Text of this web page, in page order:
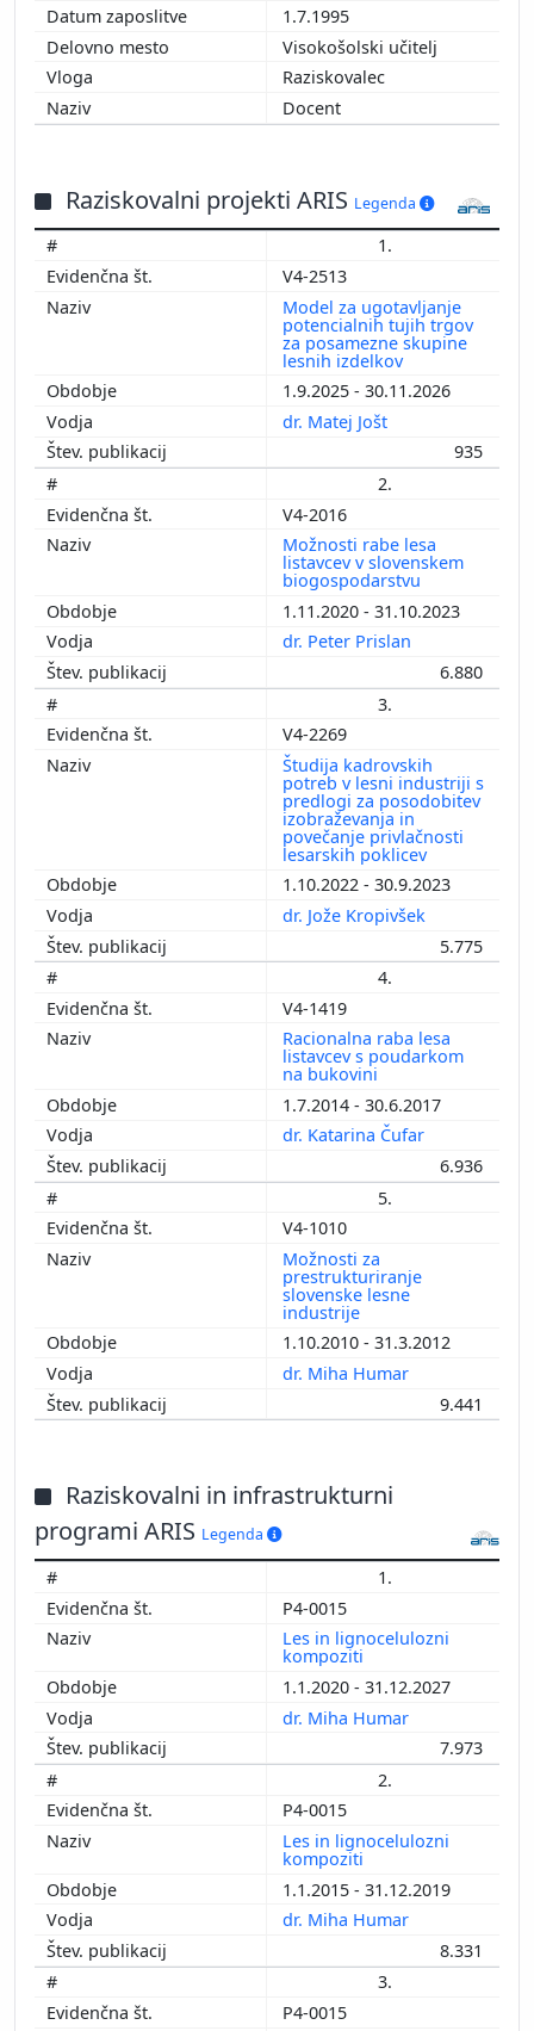
1.7.1995
Visokošolski učitelj
Raziskovalec
Docent
Raziskovalni projekti ARIS Legenda
1.
V4-2513
Model za ugotavljanje
potencialnih tujih trgov
za posamezne skupine
lesnih izdelkov
1.9.2025 - 30.11.2026
dr. Matej Jošt
935
2.
V4-2016
Možnosti rabe lesa
listavcev v slovenskem
biogospodarstvu
1.11.2020 - 31.10.2023
dr. Peter Prislan
6.880
3.
V4-2269
Študija kadrovskih
potreb v lesni industriji s
predlogi za posodobitev
izobraževanja in
povečanje privlačnosti
lesarskih poklicev
1.10.2022 - 30.9.2023
dr. Jože Kropivšek
5.775
4.
V4-1419
Racionalna raba lesa
listavcev s poudarkom
na bukovini
1.7.2014 - 30.6.2017
dr. Katarina Čufar
6.936
5.
V4-1010
Možnosti za
prestrukturiranje
slovenske lesne
industrije
1.10.2010 - 31.3.2012
dr. Miha Humar
9.441
Raziskovalni in infrastrukturni
programi ARIS Legenda
1.
P4-0015
Les in lignocelulozni
kompoziti
1.1.2020 - 31.12.2027
dr. Miha Humar
7.973
2.
P4-0015
Les in lignocelulozni
kompoziti
1.1.2015 - 31.12.2019
dr. Miha Humar
8.331
3.
P4-0015